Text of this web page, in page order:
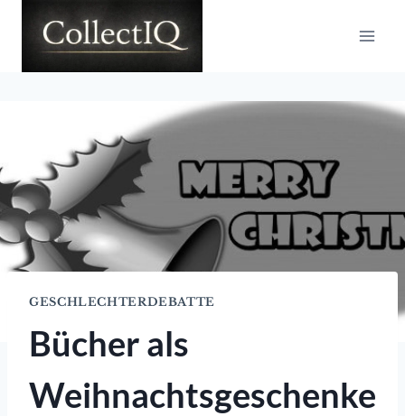
Inhalt
GESCHLECHTERDEBATTE
Bücher als
Weihnachtsgeschenke